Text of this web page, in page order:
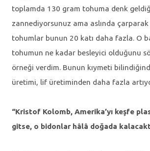
toplamda 130 gram tohuma denk
zannediyorsunuz ama aslında
tohumlar bunun 20 katı daha fazla. O
tohumun ne kadar besleyici olduğunu
örneği verdim. Bunun kıymeti
üretimi, lif üretiminden daha fazla
“Kristof Kolomb, Amerika’yı keşfe
gitse, o bidonlar hâlâ doğada